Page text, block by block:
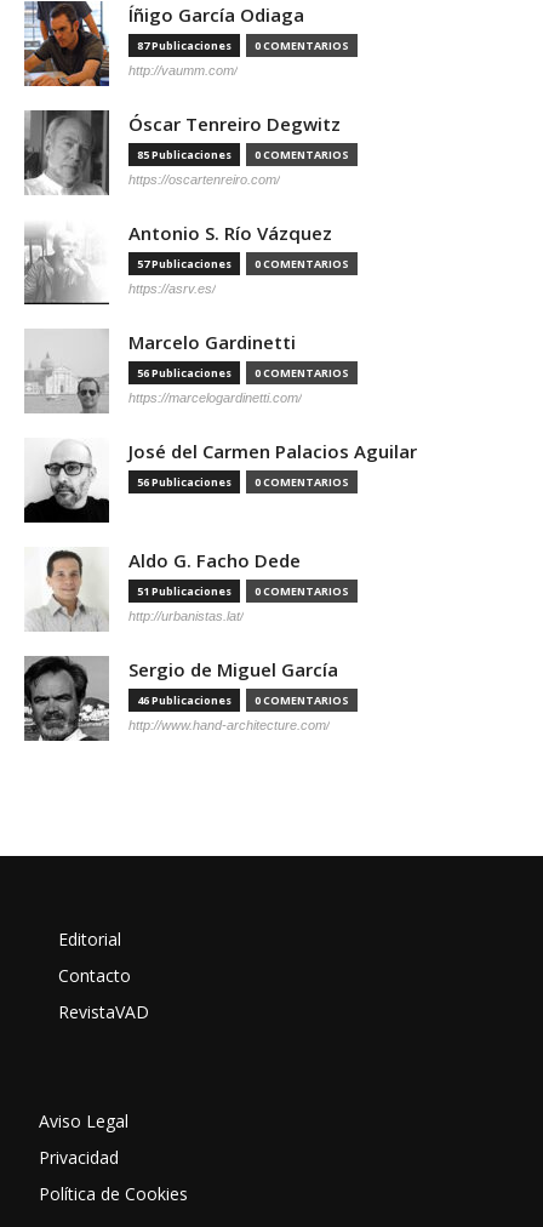
Íñigo García Odiaga
87 Publicaciones 0 COMENTARIOS
http://vaumm.com/
Óscar Tenreiro Degwitz
85 Publicaciones 0 COMENTARIOS
https://oscartenreiro.com/
Antonio S. Río Vázquez
57 Publicaciones 0 COMENTARIOS
https://asrv.es/
Marcelo Gardinetti
56 Publicaciones 0 COMENTARIOS
https://marcelogardinetti.com/
José del Carmen Palacios Aguilar
56 Publicaciones 0 COMENTARIOS
Aldo G. Facho Dede
51 Publicaciones 0 COMENTARIOS
http://urbanistas.lat/
Sergio de Miguel García
46 Publicaciones 0 COMENTARIOS
http://www.hand-architecture.com/
Editorial
Contacto
RevistaVAD
Aviso Legal
Privacidad
Política de Cookies